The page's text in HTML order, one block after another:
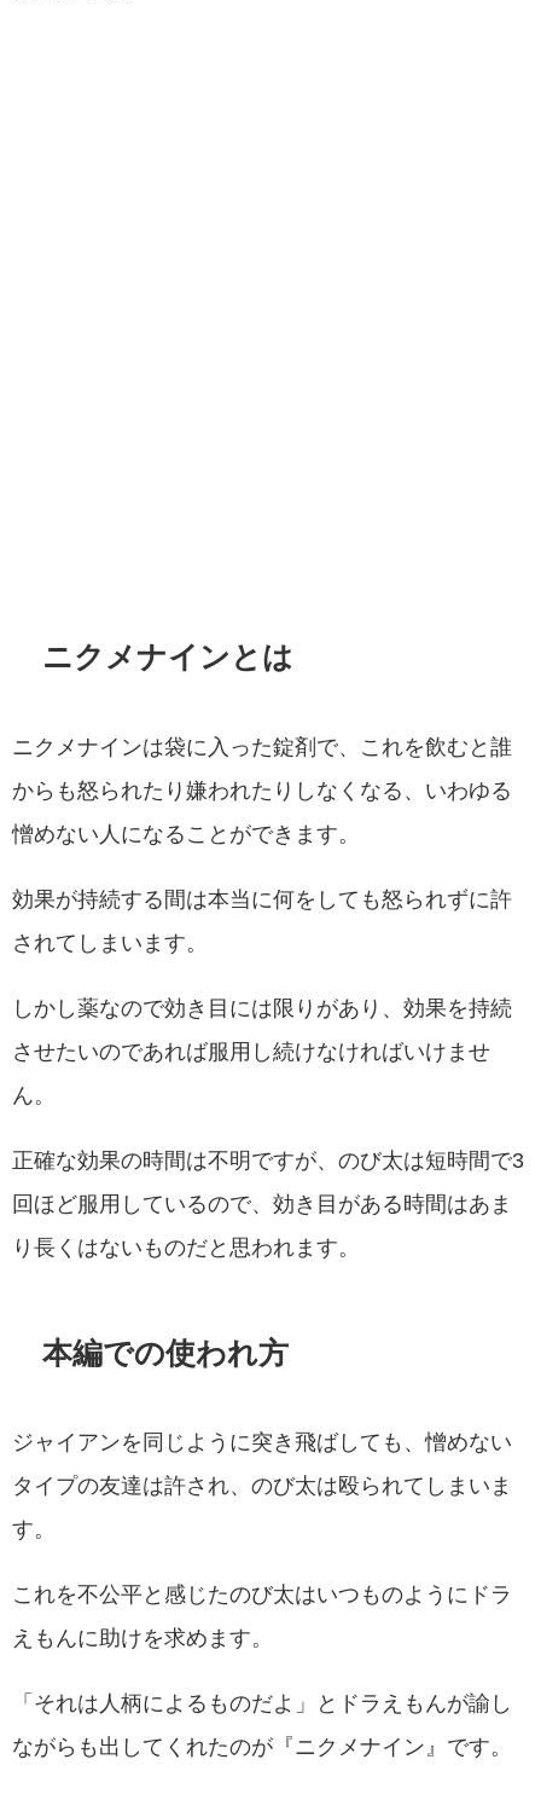
ニクメナインとは
ニクメナインは袋に入った錠剤で、これを飲むと誰
からも怒られたり嫌われたりしなくなる、いわゆる
憎めない人になることができます。
効果が持続する間は本当に何をしても怒られずに許
されてしまいます。
しかし薬なので効き目には限りがあり、効果を持続
させたいのであれば服用し続けなければいけませ
ん。
正確な効果の時間は不明ですが、のび太は短時間で3
回ほど服用しているので、効き目がある時間はあま
り長くはないものだと思われます。
本編での使われ方
ジャイアンを同じように突き飛ばしても、憎めない
タイプの友達は許され、のび太は殴られてしまいま
す。
これを不公平と感じたのび太はいつものようにドラ
えもんに助けを求めます。
「それは人柄によるものだよ」とドラえもんが諭し
ながらも出してくれたのが『ニクメナイン』です。